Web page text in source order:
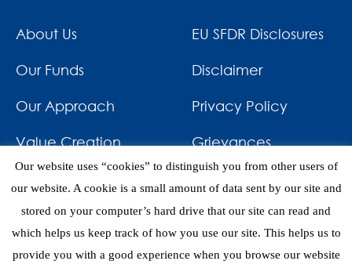
About Us
Our Funds
Our Approach
Value Creation
Investments
EU SFDR Disclosures
Disclaimer
Privacy Policy
Grievances
News & Awards
Contact
Our website uses “cookies” to distinguish you from other users of
our website. A cookie is a small amount of data sent by our site and
stored on your computer’s hard drive that our site can read and
which helps us keep track of how you use our site. This helps us to
provide you with a good experience when you browse our website